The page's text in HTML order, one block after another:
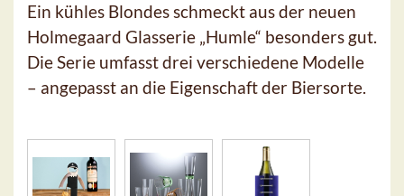
Ein kühles Blondes schmeckt aus der neuen
Holmegaard Glasserie „Humle“ besonders gut.
Die Serie umfasst drei verschiedene Modelle
– angepasst an die Eigenschaft der Biersorte.